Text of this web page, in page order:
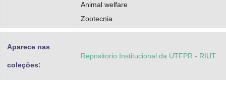
Animal welfare
Zootecnia
Aparece nas
coleções:
Repositorio Institucional da UTFPR - RIUT